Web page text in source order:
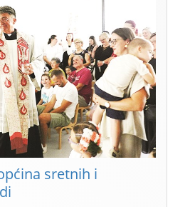
sretnih i